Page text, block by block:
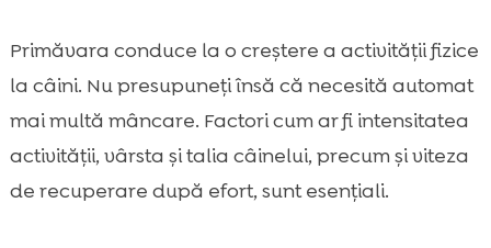
Primăvara conduce la o creștere a activității fizice
la câini. Nu presupuneți însă că necesită automat
mai multă mâncare. Factori cum ar fi intensitatea
activității, vârsta și talia câinelui, precum și viteza
de recuperare după efort, sunt esențiali.